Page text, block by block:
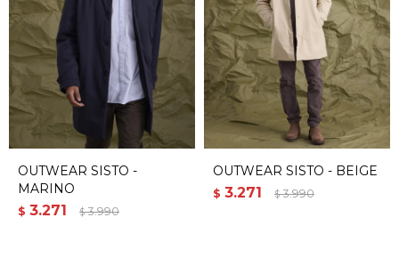
OUTWEAR SISTO -
MARINO
$ 3.271 $ 3.990
OUTWEAR SISTO - BEIGE
$ 3.271 $ 3.990